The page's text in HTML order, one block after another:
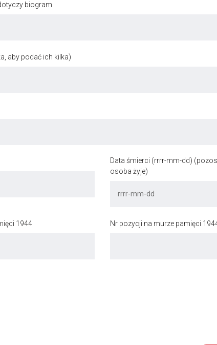
biogram
aby podać ich kilka)
Data śmierci (rrrr-mm-dd)
osoba żyje)
1944 Nr pozycji na murze pamięci